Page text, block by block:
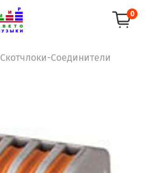
0
Скотчлоки-Соединители